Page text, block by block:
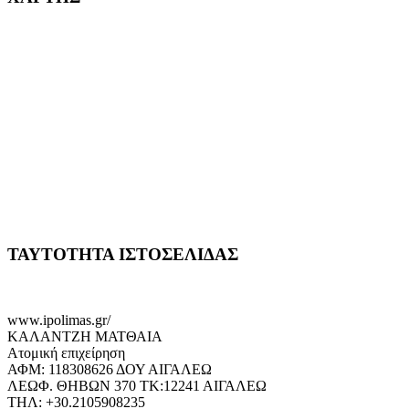
ΤΑΥΤΟΤΗΤΑ ΙΣΤΟΣΕΛΙΔΑΣ
www.ipolimas.gr/
ΚΑΛΑΝΤΖΗ ΜΑΤΘΑΙΑ
Ατομική επιχείρηση
ΑΦΜ: 118308626 ΔΟΥ ΑΙΓΑΛΕΩ
ΛΕΩΦ. ΘΗΒΩΝ 370 ΤΚ:12241 ΑΙΓΑΛΕΩ
ΤΗΛ: +30.2105908235